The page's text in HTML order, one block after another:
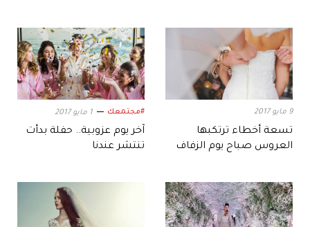
9 مايو 2017
تسعة أخطاء ترتكبها
العروس صباح يوم الزفاف
#مجتمعك 1 مايو 2017
آخر يوم عزوبية.. حفلة بدأت
تنتشر عندنا